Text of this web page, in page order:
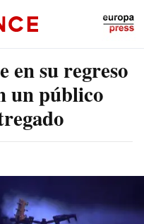
en su regreso
un público